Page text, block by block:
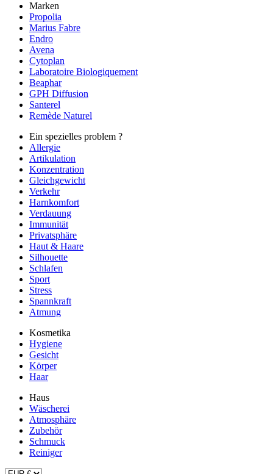
Marken
Propolia
Marius Fabre
Endro
Avena
Cytoplan
Laboratoire Biologiquement
Beaphar
GPH Diffusion
Santerel
Remède Naturel
Ein spezielles problem ?
Allergie
Artikulation
Konzentration
Gleichgewicht
Verkehr
Harnkomfort
Verdauung
Immunität
Privatsphäre
Haut & Haare
Silhouette
Schlafen
Sport
Stress
Spannkraft
Atmung
Kosmetika
Hygiene
Gesicht
Körper
Haar
Haus
Wäscherei
Atmosphäre
Zubehör
Schmuck
Reiniger